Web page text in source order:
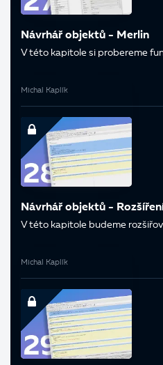
Návrhář objektů - Merlin
V této kapitole si probereme
Michal Kaplík
Návrhář objektů -
V této kapitole budeme
Michal Kaplík